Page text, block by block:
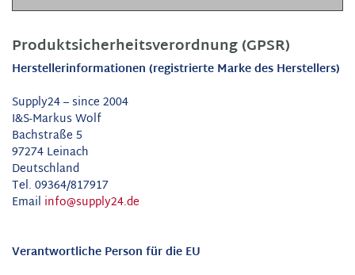
Produktsicherheitsverordnung (GPSR)
Herstellerinformationen (registrierte Marke des Herstellers)
Supply24 – since 2004
I&S-Markus Wolf
Bachstraße 5
97274 Leinach
Deutschland
Tel. 09364/817917
Email info@supply24.de
Verantwortliche Person für die EU